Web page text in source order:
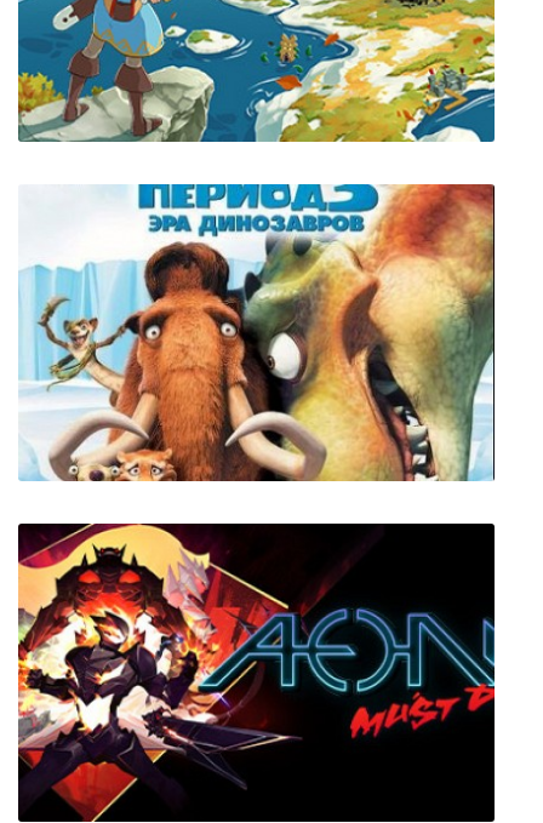
Curious Expedition 2
Ocean's Heart
Ледниковый Период 3